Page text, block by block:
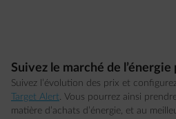
Suivez le marché de l’énergie
Suivez l’évolution des prix et
Target Alert. Vous pourrez ainsi
matière d’achats d’énergie, et au